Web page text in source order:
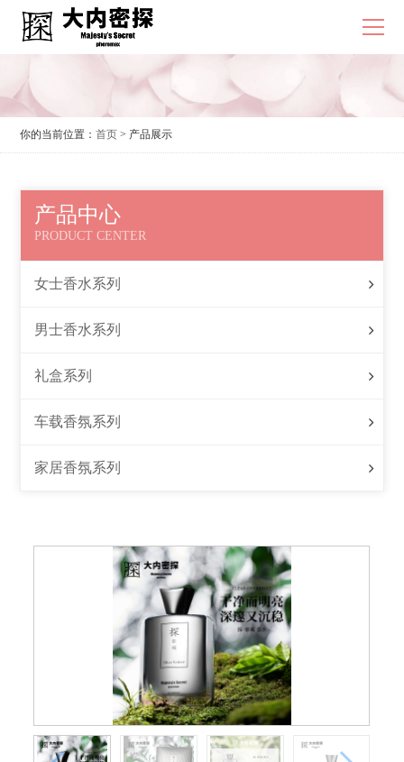
你的当前位置：首页 > 产品展示
产品中心
PRODUCT CENTER
女士香水系列
男士香水系列
礼盒系列
车载香氛系列
家居香氛系列